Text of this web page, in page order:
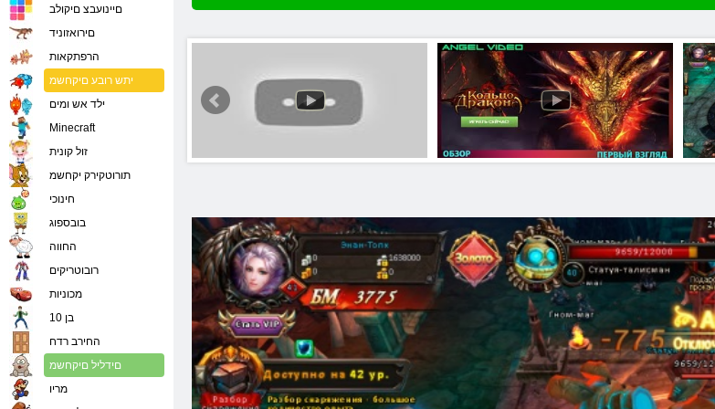
םיינועבצ םיקולב
םירואזוניד
הרפתקאות
יתש רובע םיקחשמ
ילד אש ומים
Minecraft
זול קונית
תורוטקירק יקחשמ
חינוכי
בובספוג
החווה
רובוטריקים
מכוניות
בן 10
החירב רדח
םידליל םיקחשמ
מריו